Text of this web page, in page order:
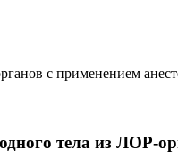
с применением
тела из ЛОР-